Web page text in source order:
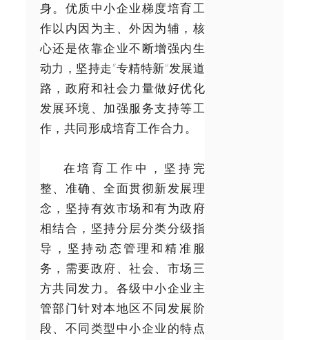
身。优质中小企业梯度培育工
作以内因为主、外因为辅，核
心还是依靠企业不断增强内生
动力，坚持走“专精特新”发展道
路，政府和社会力量做好优化
发展环境、加强服务支持等工
作，共同形成培育工作合力。
在培育工作中，坚持完
整、准确、全面贯彻新发展理
念，坚持有效市场和有为政府
相结合，坚持分层分类分级指
导，坚持动态管理和精准服
务，需要政府、社会、市场三
方共同发力。各级中小企业主
管部门针对本地区不同发展阶
段、不同类型中小企业的特点